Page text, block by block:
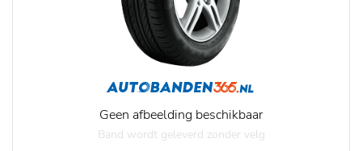
Geen afbeelding beschikbaar
Band wordt geleverd zonder velg